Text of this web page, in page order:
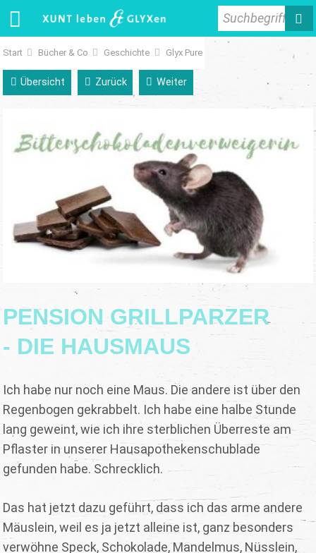
Suchbegriff
Start Bücher & Co Geschichte Glyx Pure
Übersicht Zurück Weiter
PENSION GRILLPARZER
- DIE HAUSMAUS
Ich habe nur noch eine Maus. Die andere ist über den
Regenbogen gekrabbelt. Ich habe eine halbe Stunde
lang geweint, wie ich ihre sterblichen Überreste am
Pflaster in unserer Hausapothekenschublade
gefunden habe. Schrecklich.
Das hat jetzt dazu geführt, dass ich das arme andere
Mäuslein, weil es ja jetzt alleine ist, ganz besonders
verwöhne Speck, Schokolade, Mandelmus, Nüsslein,